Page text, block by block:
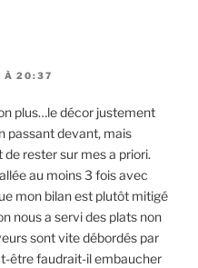
À 20:37
plus…le décor justement
passant devant, mais
rester sur mes a priori.
au moins 3 fois avec
mon bilan est plutôt mitigé
nous a servi des plats non
sont vite débordés par
être faudrait-il embaucher